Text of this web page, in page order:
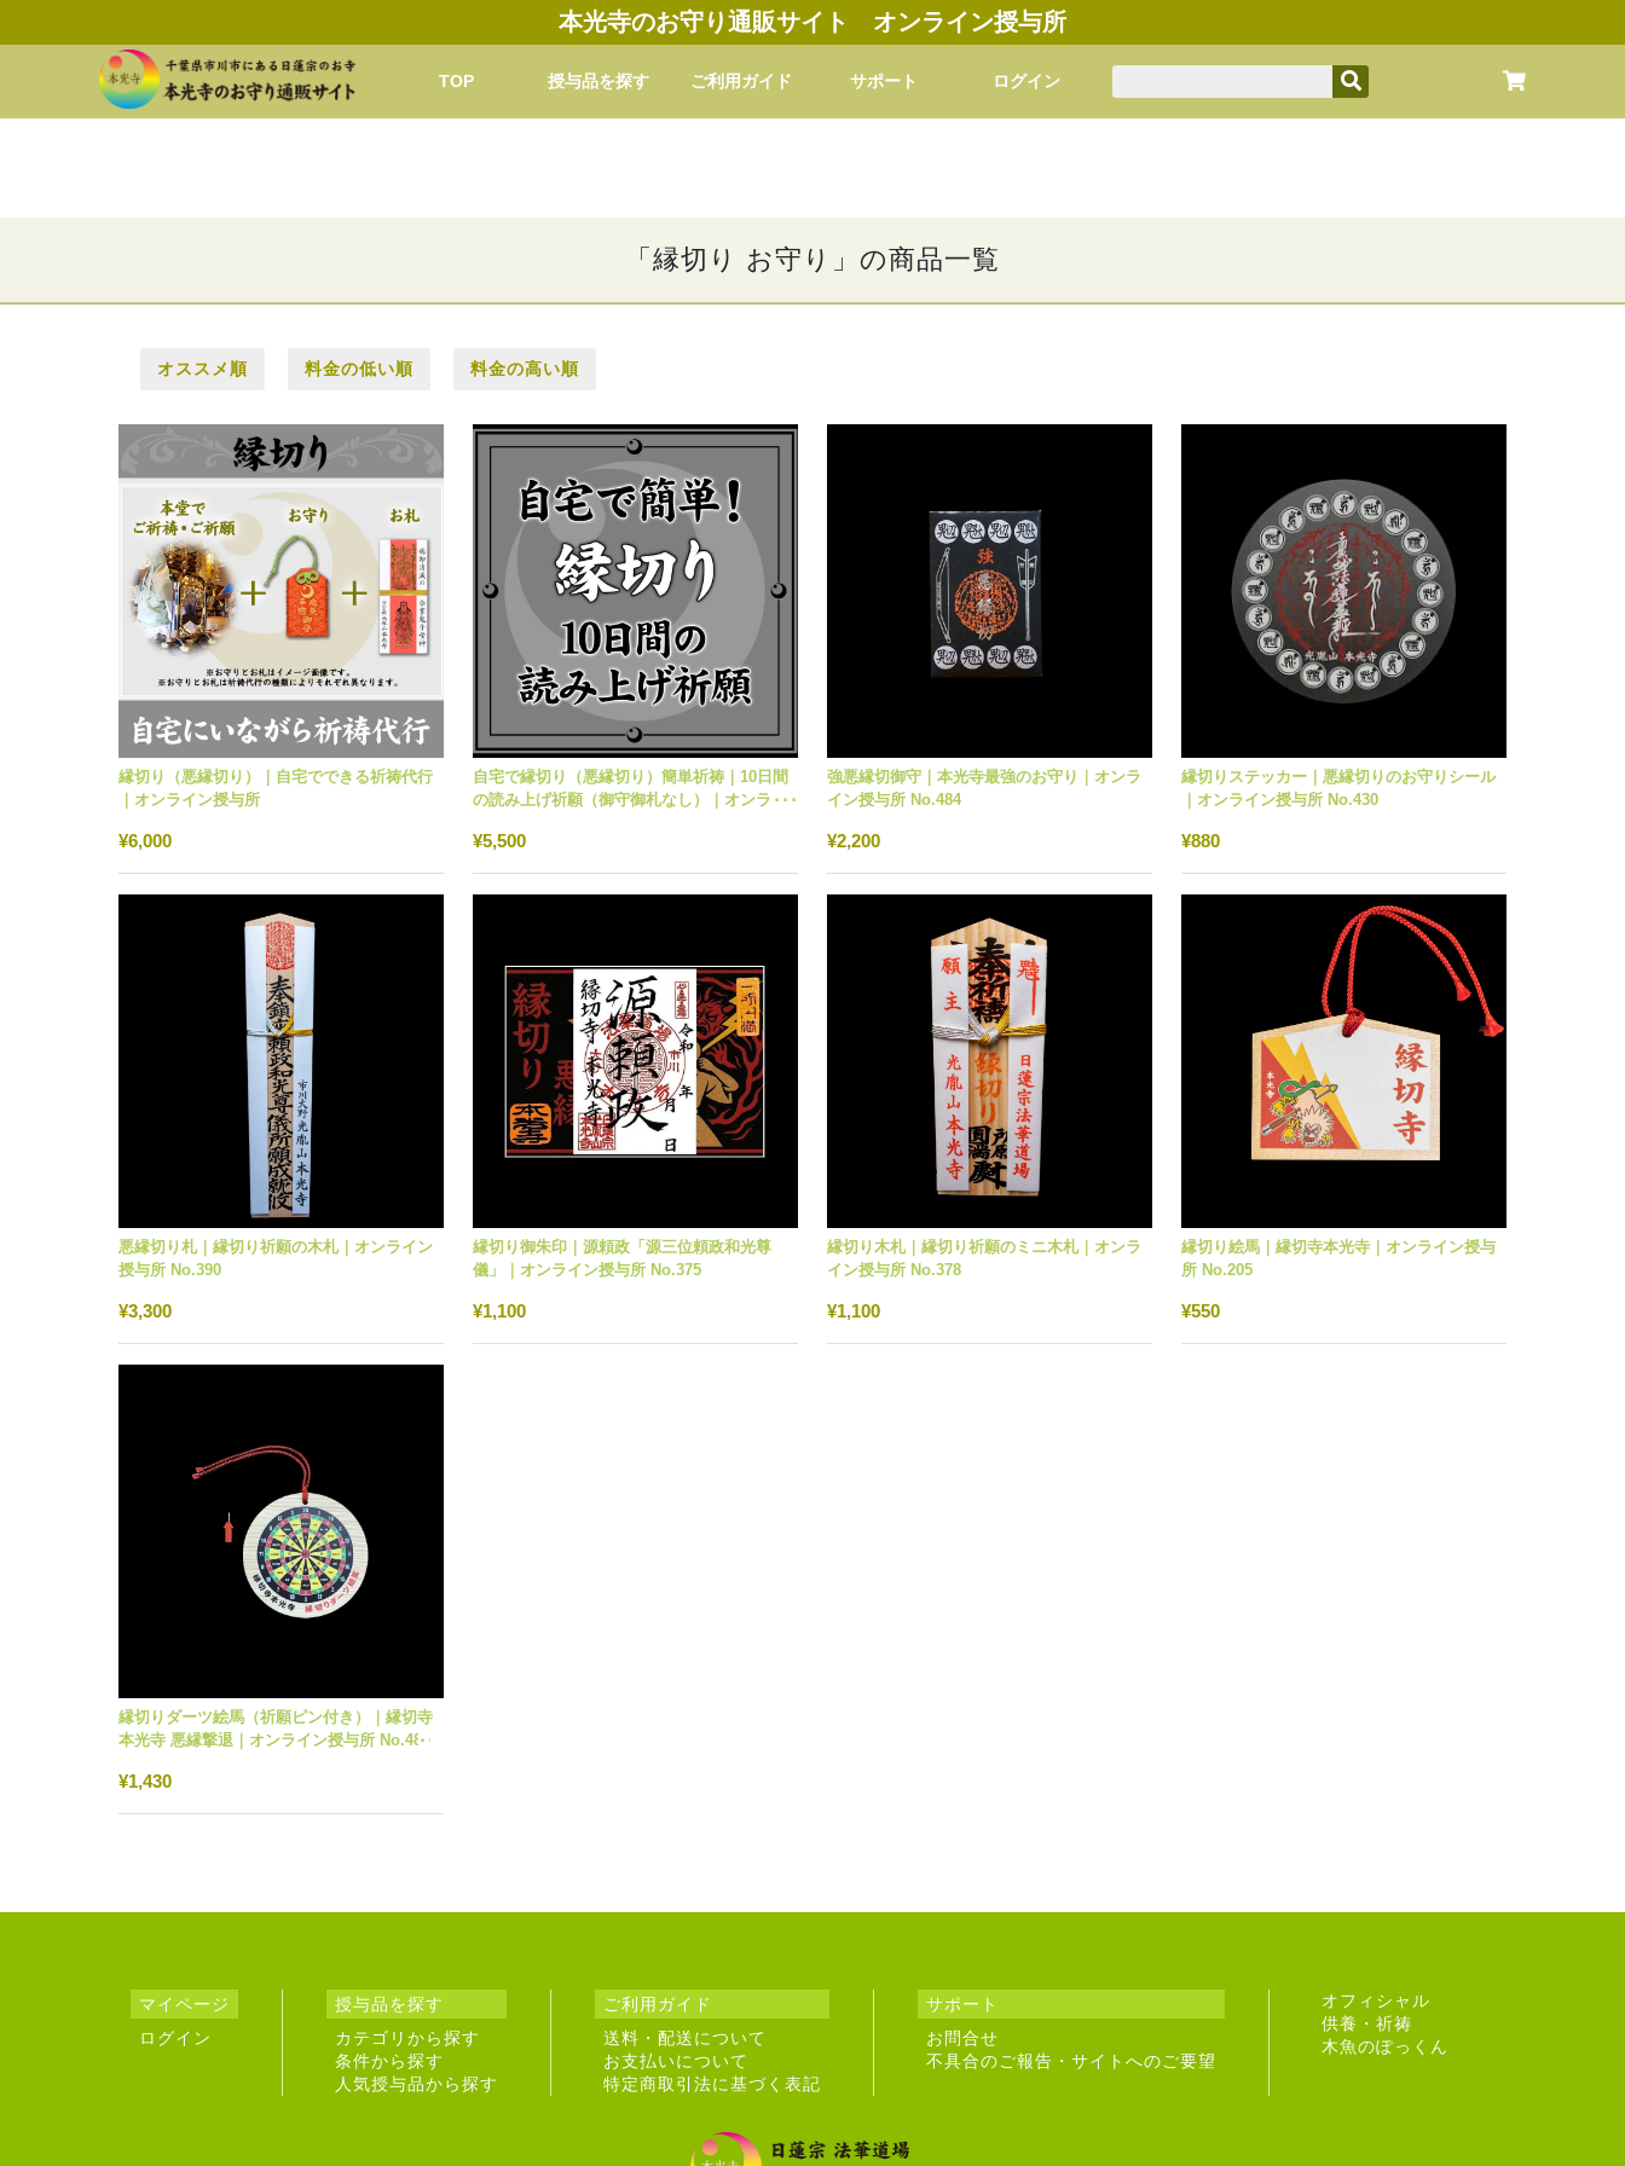
本光寺のお守り通販サイト オンライン授与所
TOP 授与品を探す ご利用ガイド サポート ログイン
「縁切り お守り」の商品一覧
オススメ順 料金の低い順 料金の高い順
縁切り（悪縁切り）｜自宅でできる祈祷代行
｜オンライン授与所
¥6,000
自宅で縁切り（悪縁切り）簡単祈祷｜10日間
の読み上げ祈願（御守御札なし）｜オンライ
¥5,500
強悪縁切御守｜本光寺最強のお守り｜オンラ
イン授与所 No.484
¥2,200
縁切りステッカー｜悪縁切りのお守りシール
｜オンライン授与所 No.430
¥880
悪縁切り札｜縁切り祈願の木札｜オンライン
授与所 No.390
¥3,300
縁切り御朱印｜源頼政「源三位頼政和光尊
儀」｜オンライン授与所 No.375
¥1,100
縁切り木札｜縁切り祈願のミニ木札｜オンラ
イン授与所 No.378
¥1,100
縁切り絵馬｜縁切寺本光寺｜オンライン授与
所 No.205
¥550
縁切りダーツ絵馬（祈願ピン付き）｜縁切寺
本光寺 悪縁撃退｜オンライン授与所 No.482
¥1,430
マイページ
ログイン
授与品を探す
カテゴリから探す
条件から探す
人気授与品から探す
ご利用ガイド
送料・配送について
お支払いについて
特定商取引法に基づく表記
サポート
お問合せ
不具合のご報告・サイトへのご要望
オフィシャル
供養・祈祷
木魚のぽっくん